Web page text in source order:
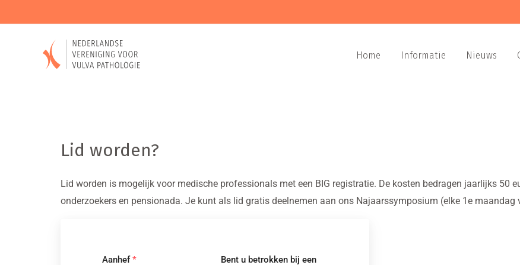
Home Informatie Nieuws
Lid worden?
Lid worden is mogelijk voor medische professionals met een BIG registratie. De kosten bedragen jaarlijks 50
onderzoekers en pensionada. Je kunt als lid gratis deelnemen aan ons Najaarssymposium (elke 1e maandag
Aanhef*
Bent u betrokken bij een